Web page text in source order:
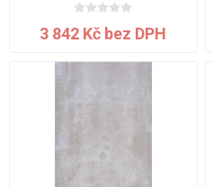
3 842 Kč bez DPH